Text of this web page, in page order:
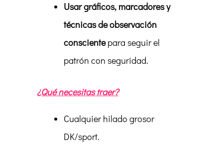
Usar gráficos, marcadores y
técnicas de observación
conscientepara seguir el
patrón con seguridad.
¿Qué necesitas traer?
Cualquier hilado grosor
DK/sport.